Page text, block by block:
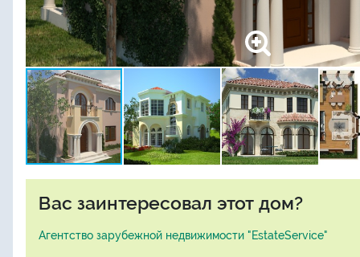
Вас заинтересовал этот дом?
Агентство зарубежной недвижимости "EstateService"